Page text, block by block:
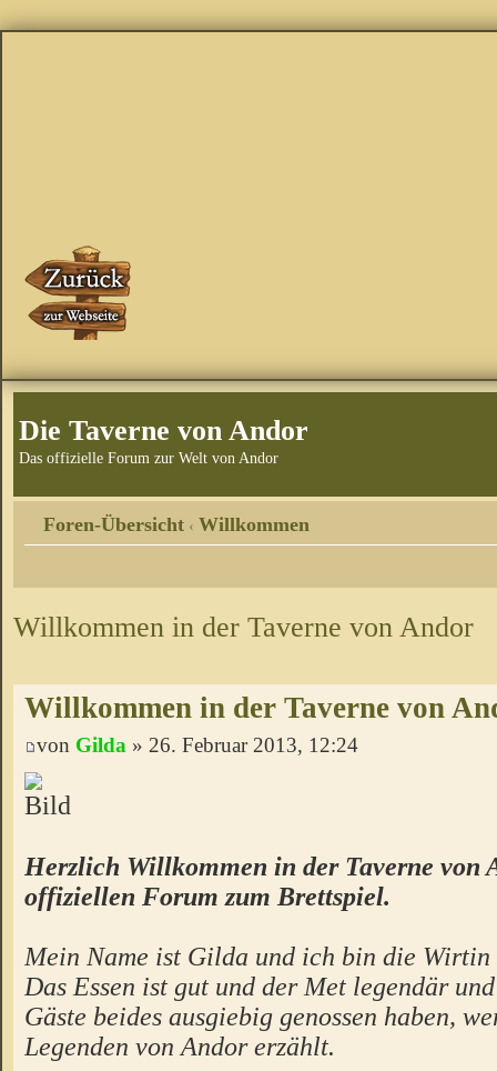
Die Taverne von Andor
Das offizielle Forum zur Welt von Andor
Foren-Übersicht ‹ Willkommen
Willkommen in der Taverne von Andor
Willkommen in der Taverne von
von Gilda » 26. Februar 2013, 12:24
Herzlich Willkommen in der Taverne von
offiziellen Forum zum Brettspiel.
Mein Name ist Gilda und ich bin die Wirtin
Das Essen ist gut und der Met legendär
Gäste beides ausgiebig genossen haben,
Legenden von Andor erzählt.